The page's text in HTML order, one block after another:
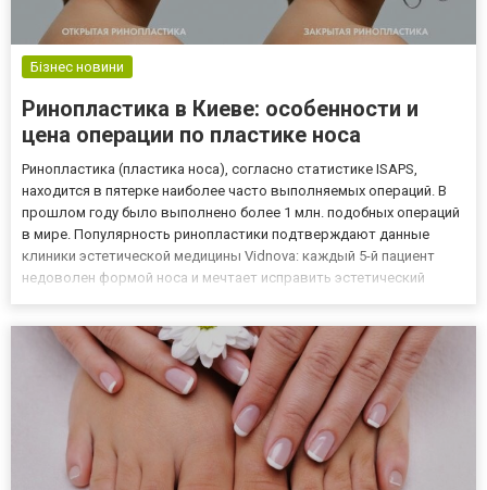
Бізнес новини
Ринопластика в Киеве: особенности и
цена операции по пластике носа
Ринопластика (пластика носа), согласно статистике ISAPS,
находится в пятерке наиболее часто выполняемых операций. В
прошлом году было выполнено более 1 млн. подобных операций
в мире. Популярность ринопластики подтверждают данные
клиники эстетической медицины Vidnova: каждый 5-й пациент
недоволен формой носа и мечтает исправить эстетический